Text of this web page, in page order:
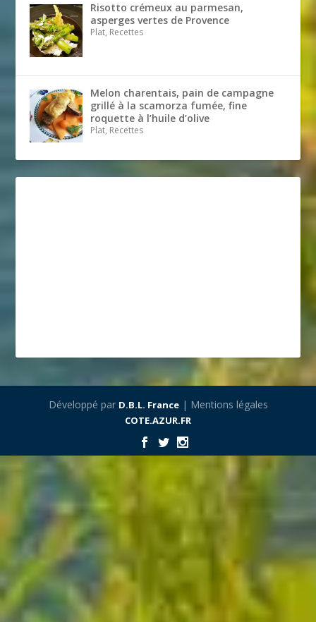
Risotto crémeux au parmesan,
asperges vertes de Provence
Plat, Recettes
Melon charentais, pain de campagne
grillé à la scamorza fumée, fine
roquette à l’huile d’olive
Plat, Recettes
Développé par D.B.L. France| Mentions légales
COTE.AZUR.FR